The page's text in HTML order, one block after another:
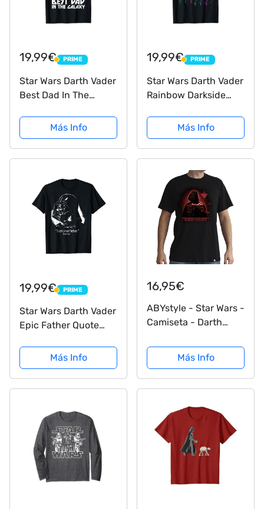
19,99€ PRIME
PRIME
Star Wars Darth Vader
Best Dad In The
Más Info
19,99€ PRIME
PRIME
Star Wars Darth Vader
Rainbow Darkside
Más Info
19,99€ PRIME
PRIME
Star Wars Darth Vader
Epic Father Quote
Más Info
16,95€
ABYstyle - Star Wars -
Camiseta - Darth
Hombre - Negro (M)
Más Info